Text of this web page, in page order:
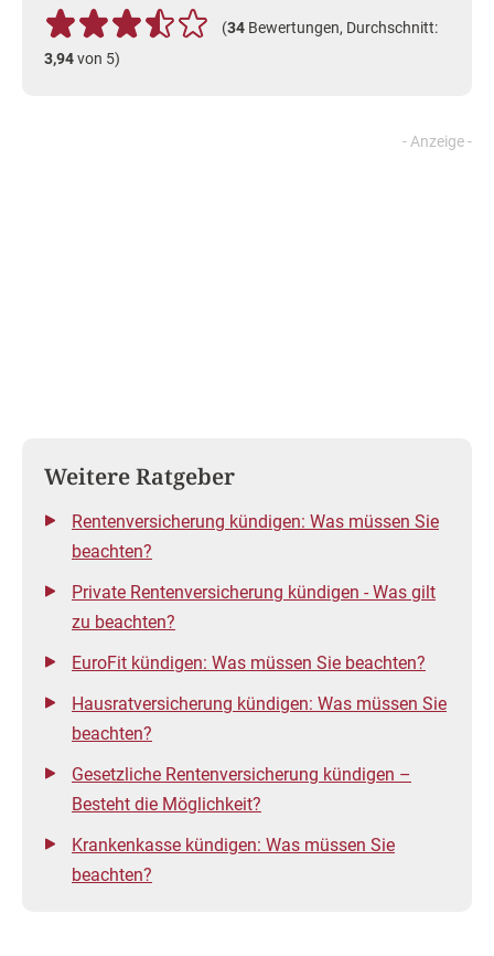
(34 Bewertungen, Durchschnitt:
3,94von 5)
Weitere Ratgeber
Rentenversicherung kündigen: Was müssen Sie
beachten?
Private Rentenversicherung kündigen - Was gilt
zu beachten?
EuroFit kündigen: Was müssen Sie beachten?
Hausratversicherung kündigen: Was müssen Sie
beachten?
Gesetzliche Rentenversicherung kündigen –
Besteht die Möglichkeit?
Krankenkasse kündigen: Was müssen Sie
beachten?